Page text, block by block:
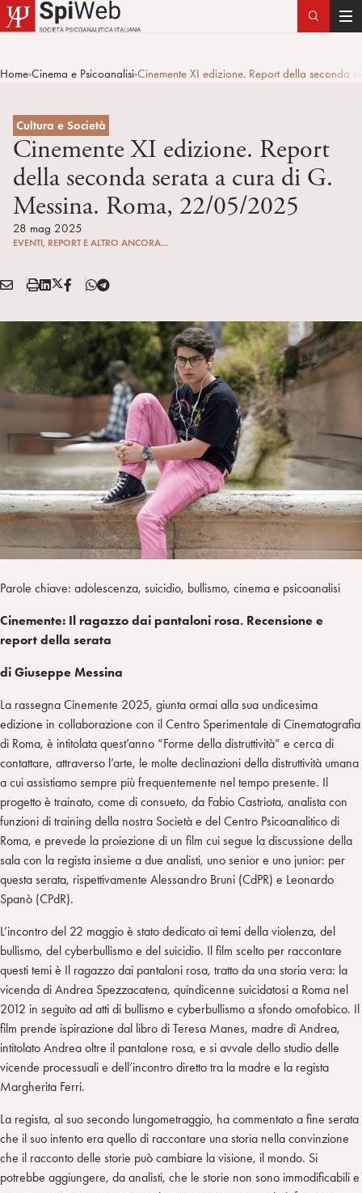
T
g
Home>Cinema e Psicoanalisi>Cinemente XI edizione. Report della
Cultura e Società
Cinemente XI edizione. Report
della seconda serata a cura di G.
Messina. Roma, 22/05/2025
28 mag 2025
EVENTI, REPORT E ALTRO ANCORA...
Condividi:
E
A
S
a
m
p
L
n
k
e
X
T
r
F
T
l
e
g
r
a
Parole chiave: adolescenza, suicidio, bullismo, cinema e psicoanalisi
Cinemente: Il ragazzo dai pantaloni rosa. Recensione e
report della serata
di Giuseppe Messina
La rassegna Cinemente 2025, giunta ormai alla sua undicesima
edizione in collaborazione con il Centro Sperimentale di Cinematografia
di Roma, è intitolata quest’anno “Forme della distruttività” e cerca di
contattare, attraverso l’arte, le molte declinazioni della distruttività umana
a cui assistiamo sempre più frequentemente nel tempo presente. Il
progetto è trainato, come di consueto, da Fabio Castriota, analista con
funzioni di training della nostra Società e del Centro Psicoanalitico di
Roma, e prevede la proiezione di un film cui segue la discussione della
sala con la regista insieme a due analisti, uno senior e uno junior: per
questa serata, rispettivamente Alessandro Bruni (CdPR) e Leonardo
Spanò (CPdR).
L’incontro del 22 maggio è stato dedicato ai temi della violenza, del
bullismo, del cyberbullismo e del suicidio. Il film scelto per raccontare
questi temi è Il ragazzo dai pantaloni rosa, tratto da una storia vera: la
vicenda di Andrea Spezzacatena, quindicenne suicidatosi a Roma nel
2012 in seguito ad atti di bullismo e cyberbullismo a sfondo omofobico. Il
film prende ispirazione dal libro di Teresa Manes, madre di Andrea,
intitolato Andrea oltre il pantalone rosa, e si avvale dello studio delle
vicende processuali e dell’incontro diretto tra la madre e la regista
Margherita Ferri.
La regista, al suo secondo lungometraggio, ha commentato a fine serata
che il suo intento era quello di raccontare una storia nella convinzione
che il racconto delle storie può cambiare la visione, il mondo. Si
potrebbe aggiungere, da analisti, che le storie non sono immodificabili e